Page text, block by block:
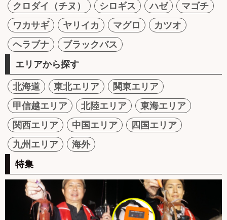
クロダイ（チヌ）
シロギス ハゼ
マゴチ
ワカサギ
ヤリイカ マグロ
カツオ
ヘラブナ
ブラックバス
エリアから探す
北海道 東北エリア
関東エリア
甲信越エリア
北陸エリア
東海エリア
関西エリア
中国エリア
四国エリア
九州エリア
海外
特集